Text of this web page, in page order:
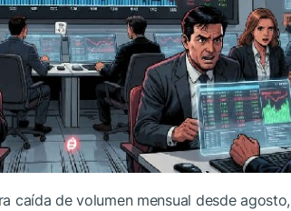
caída de volumen mensual desde